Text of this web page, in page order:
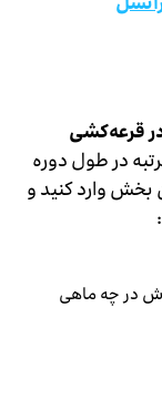
قرعه‌کشی
در طول دوره
بخش وارد کنید و
در چه ماهی